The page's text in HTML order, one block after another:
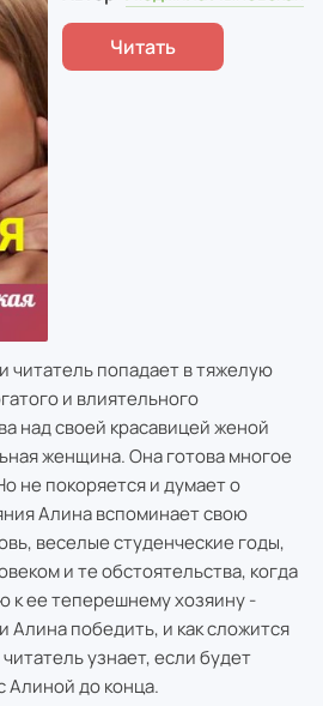
Читать
читатель попадает в тяжелую
и влиятельного
над своей красавицей женой
женщина. Она готова многое
не покоряется и думает о
Алина вспоминает свою
веселые студенческие годы,
и те обстоятельства, когда
к ее теперешнему хозяину -
победить, и как сложится
узнает, если будет
Алиной до конца.